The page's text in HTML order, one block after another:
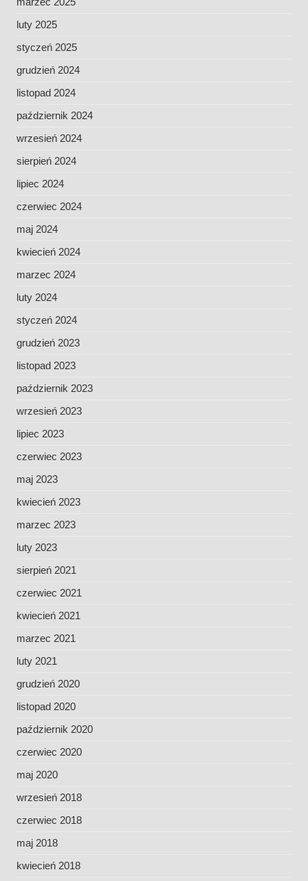
luty 2025
styczeń 2025
grudzień 2024
listopad 2024
październik 2024
wrzesień 2024
sierpień 2024
lipiec 2024
czerwiec 2024
maj 2024
kwiecień 2024
marzec 2024
luty 2024
styczeń 2024
grudzień 2023
listopad 2023
październik 2023
wrzesień 2023
lipiec 2023
czerwiec 2023
maj 2023
kwiecień 2023
marzec 2023
luty 2023
sierpień 2021
czerwiec 2021
kwiecień 2021
marzec 2021
luty 2021
grudzień 2020
listopad 2020
październik 2020
czerwiec 2020
maj 2020
wrzesień 2018
czerwiec 2018
maj 2018
kwiecień 2018